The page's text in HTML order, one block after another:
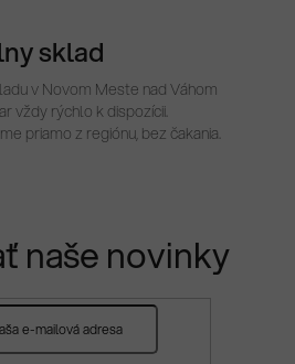
sklad
v Novom Meste nad Váhom
vždy rýchlo k dispozícii.
priamo z regiónu, bez čakania.
naše novinky